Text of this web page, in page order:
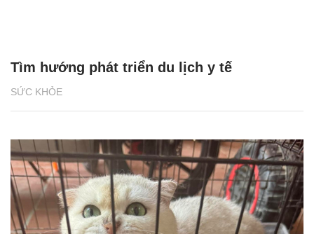
SỨC KHỎE
Tìm hướng phát triển du lịch y tế